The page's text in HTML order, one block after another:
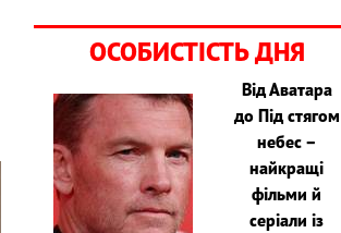
ОСОБИСТІСТЬ ДНЯ
Від Аватара
до Під стягом
небес –
найкращі
фільми й
серіали із